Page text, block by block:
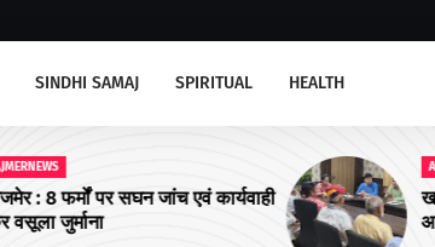
SINDHI SAMAJ SPIRITUAL HEALTH
खाद्य सुरक्षा एवं सतर्कता समिति की बैठक
आयोजित